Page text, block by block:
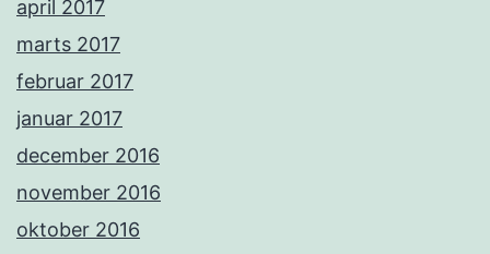
april 2017
marts 2017
februar 2017
januar 2017
december 2016
november 2016
oktober 2016